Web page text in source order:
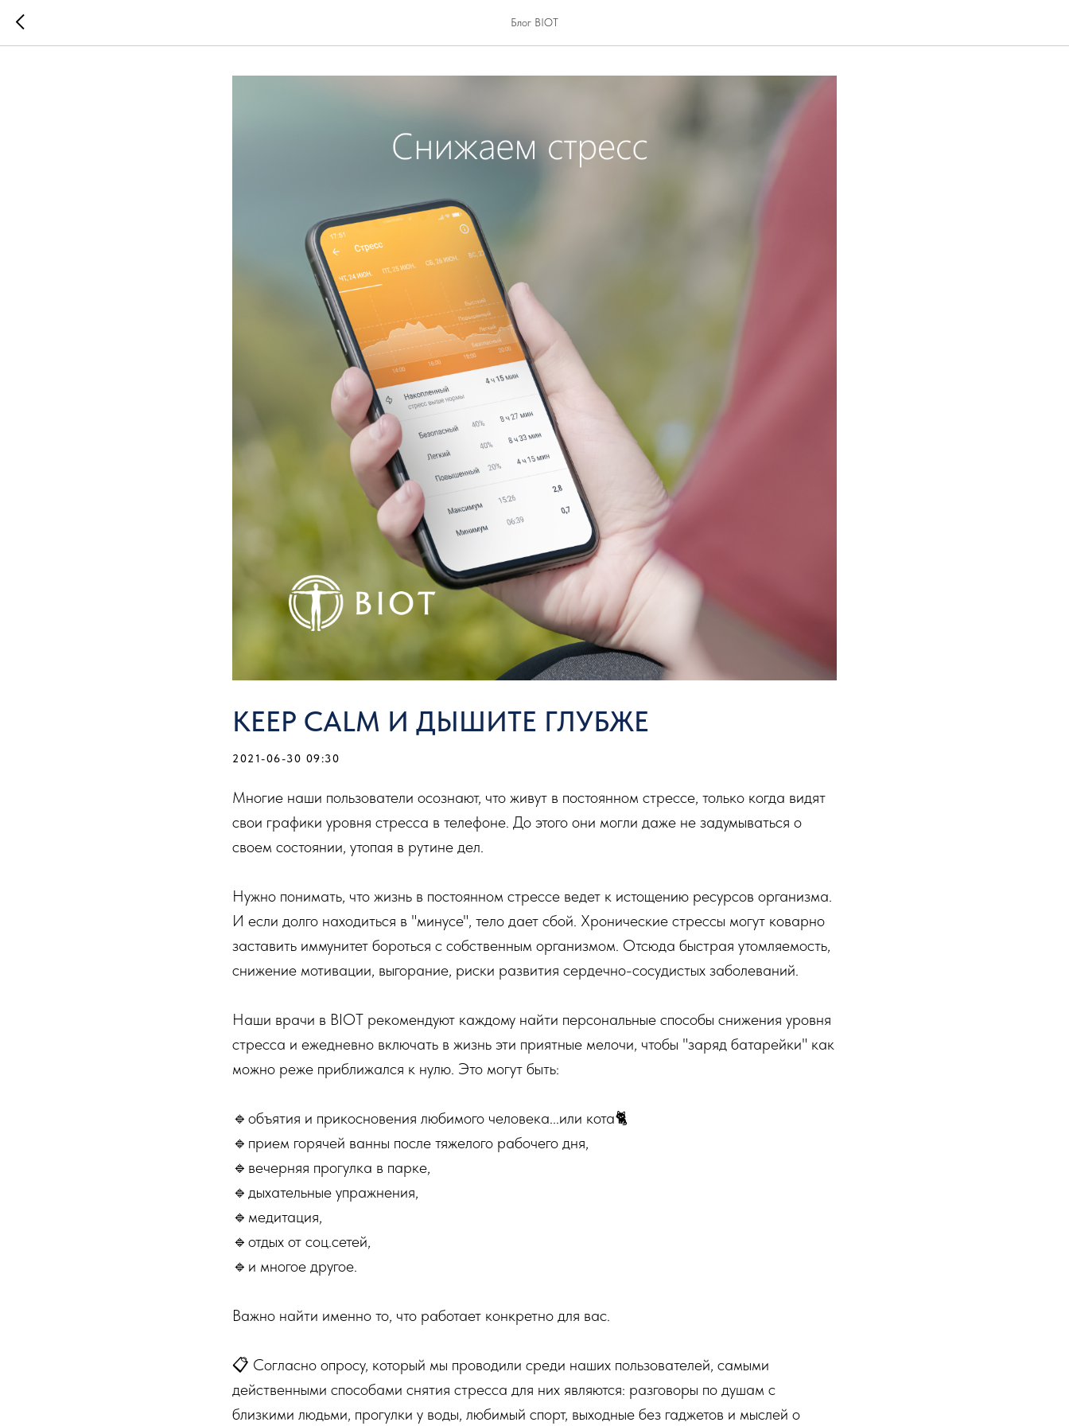
Блог BIOT
KEEP CALM И ДЫШИТЕ ГЛУБЖЕ
2021-06-30 09:30
Многие наши пользователи осознают, что живут в постоянном стрессе, только когда видят
свои графики уровня стресса в телефоне. До этого они могли даже не задумываться о
своем состоянии, утопая в рутине дел.
Нужно понимать, что жизнь в постоянном стрессе ведет к истощению ресурсов организма.
И если долго находиться в "минусе", тело дает сбой. Хронические стрессы могут коварно
заставить иммунитет бороться с собственным организмом. Отсюда быстрая утомляемость,
снижение мотивации, выгорание, риски развития сердечно-сосудистых заболеваний.
Наши врачи в BIOT рекомендуют каждому найти персональные способы снижения уровня
стресса и ежедневно включать в жизнь эти приятные мелочи, чтобы "заряд батарейки" как
можно реже приближался к нулю. Это могут быть:
🔹объятия и прикосновения любимого человека...или кота🐈
🔹прием горячей ванны после тяжелого рабочего дня,
🔹вечерняя прогулка в парке,
🔹дыхательные упражнения,
🔹медитация,
🔹отдых от соц.сетей,
🔹и многое другое.
Важно найти именно то, что работает конкретно для вас.
📋 Согласно опросу, который мы проводили среди наших пользователей, самыми
действенными способами снятия стресса для них являются: разговоры по душам с
близкими людьми, прогулки у воды, любимый спорт, выходные без гаджетов и мыслей о